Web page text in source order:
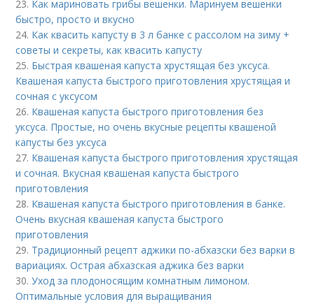
23. Как мариновать грибы вешенки. Маринуем вешенки
быстро, просто и вкусно
24. Как квасить капусту в 3 л банке с рассолом на зиму +
советы и секреты, как квасить капусту
25. Быстрая квашеная капуста хрустящая без уксуса.
Квашеная капуста быстрого приготовления хрустящая и
сочная с уксусом
26. Квашеная капуста быстрого приготовления без
уксуса. Простые, но очень вкусные рецепты квашеной
капусты без уксуса
27. Квашеная капуста быстрого приготовления хрустящая
и сочная. Вкусная квашеная капуста быстрого
приготовления
28. Квашеная капуста быстрого приготовления в банке.
Очень вкусная квашеная капуста быстрого
приготовления
29. Традиционный рецепт аджики по-абхазски без варки в
вариациях. Острая абхазская аджика без варки
30.Уход за плодоносящим комнатным лимоном.
Оптимальные условия для выращивания